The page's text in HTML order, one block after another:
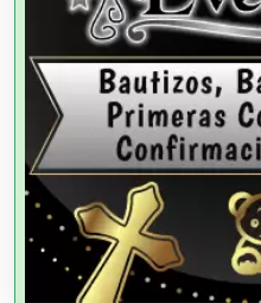
Agencias de
Agencias de
Agencias de
Agricultores